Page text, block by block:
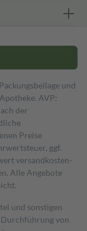
und
AVP:
der
Preise
ggf.
versand­kosten­
Alle Angebote
und sonstigen
von